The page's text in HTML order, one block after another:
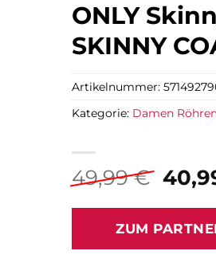
ONLY
SKINNY
49,99€
war:
ZUM
Artikelnummer:
Kategorie: Damen